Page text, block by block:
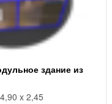
здание из
x 2,45